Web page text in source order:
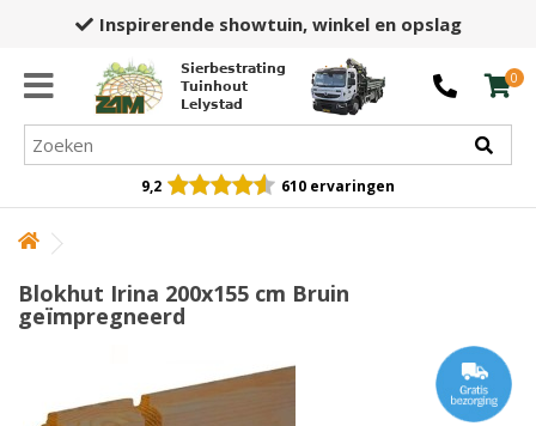
Inspirerende showtuin,winkel en opslag
Sierbestrating
Tuinhout
Lelystad
0
9,2 610 ervaringen
Blokhut Irina 200x155 cm Bruin
geïmpregneerd